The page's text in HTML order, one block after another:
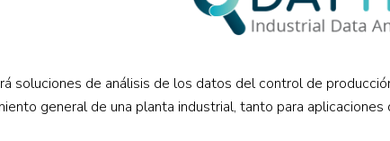
soluciones de análisis de los datos del control de
general de una planta industrial, tanto para